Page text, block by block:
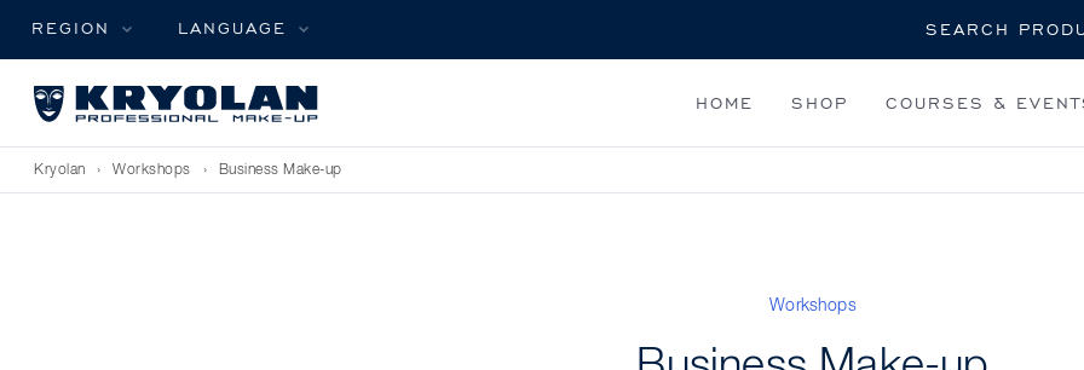
REGION LANGUAGE
HOME SHOP COURSES &
Kryolan › Workshops › Business Make-up
Workshops